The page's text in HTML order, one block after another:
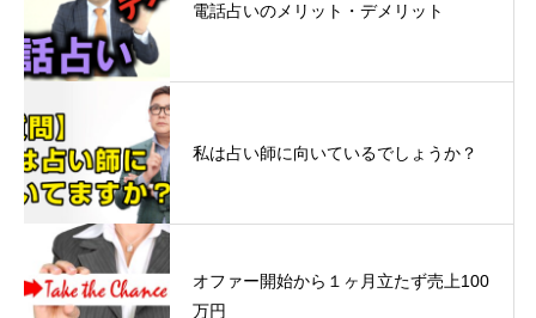
電話占いのメリット・デメリット
私は占い師に向いているでしょうか？
オファー開始から１ヶ月立たず売上100
万円